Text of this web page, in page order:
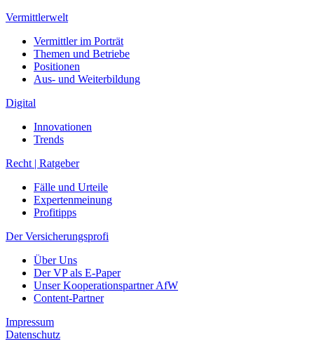
Vermittlerwelt
Vermittler im Porträt
Themen und Betriebe
Positionen
Aus- und Weiterbildung
Digital
Innovationen
Trends
Recht | Ratgeber
Fälle und Urteile
Expertenmeinung
Profitipps
Der Versicherungsprofi
Über Uns
Der VP als E-Paper
Unser Kooperationspartner AfW
Content-Partner
Impressum
Datenschutz